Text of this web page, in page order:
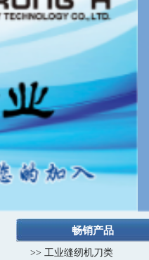
畅销产品
>> 工业缝纫机刀类